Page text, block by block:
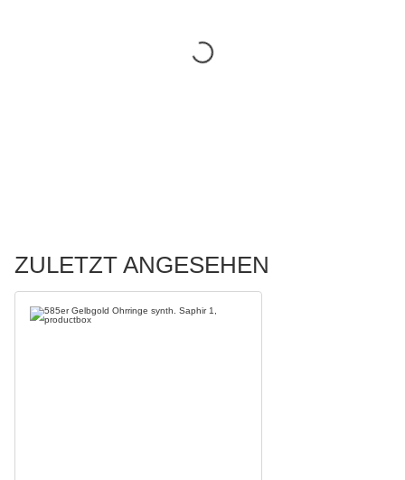
ZULETZT ANGESEHEN